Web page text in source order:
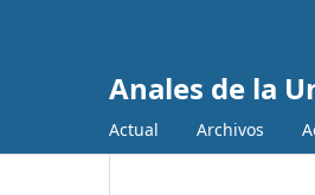
Anales de la
Actual Archivos